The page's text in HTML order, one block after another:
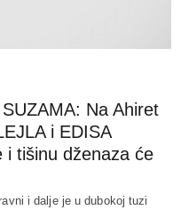
Na Ahiret
i EDISA
i tišinu dženaza će
i dalje je u dubokoj tuzi